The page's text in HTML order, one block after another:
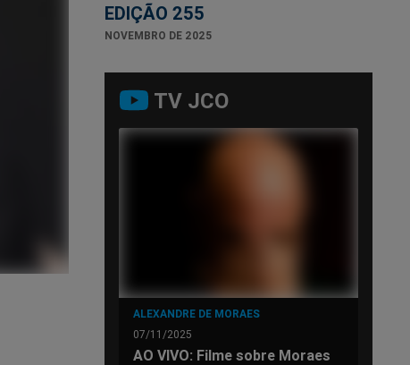
EDIÇÃO 255
NOVEMBRO DE 2025
TV JCO
ALEXANDRE DE MORAES
07/11/2025
AO VIVO: Filme sobre Moraes